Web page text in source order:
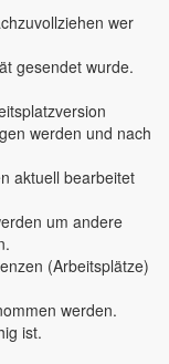
wer
gesendet wurde.
werden und nach
aktuell bearbeitet
um andere
(Arbeitsplätze)
werden.
ist.